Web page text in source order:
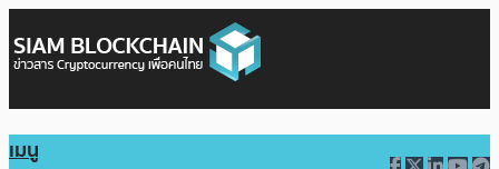
เมนู